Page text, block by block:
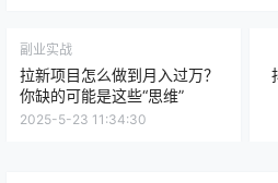
副业实战
拉新项目怎么做到月入过万？
你缺的可能是这些“思维”
2025-5-23 11:34:30